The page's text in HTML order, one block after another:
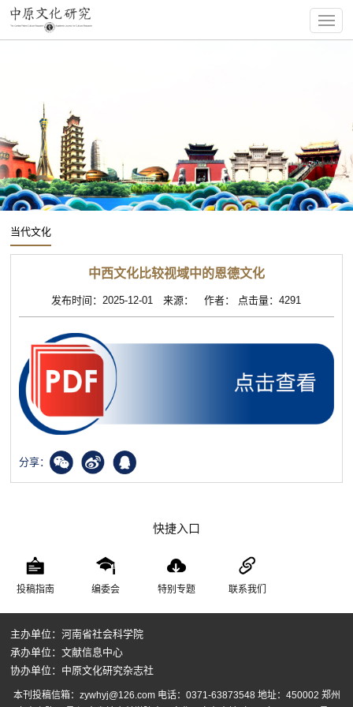
当代文化
中西文化比较视域中的恩德文化
发布时间：2025-12-01 来源： 作者： 点击量：4291
分享：
快捷入口
投稿指南 编委会 特别专题 联系我们
主办单位：河南省社会科学院
承办单位：文献信息中心
协办单位：中原文化研究杂志社
本刊投稿信箱：zywhyj@126.com 电话：0371-63873548 地址：450002 郑州